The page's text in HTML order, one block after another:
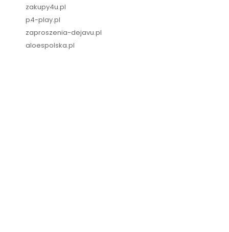
zakupy4u.pl
p4-play.pl
zaproszenia-dejavu.pl
aloespolska.pl